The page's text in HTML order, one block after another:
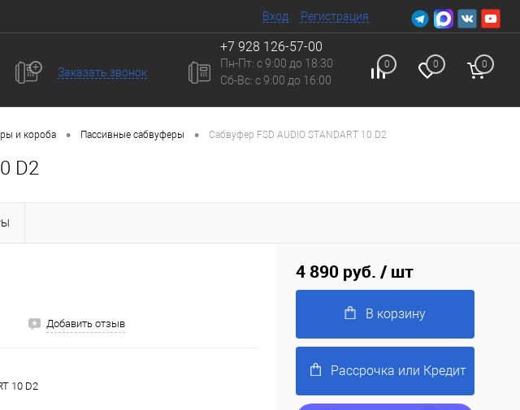
Вход Регистрация
Заказать звонок
+7 928 126-57-00
Пн-Пт: с 9:00 до 18:30
Сб-Вc: с 9:00 до 16:00
0 0 0
и короба • Пассивные сабвуферы • Сабвуфер FSD AUDIO STANDART 10 D2
D2
Добавить отзыв
10 D2
4 890 руб. / шт
В корзину
Рассрочка или Кредит